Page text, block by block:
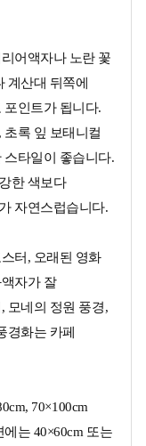
어액자나 노란 꽃
계산대 뒤쪽에
인트가 됩니다.
록 잎 보태니컬
스타일이 좋습니다.
한 색보다
자연스럽습니다.
터, 오래된 영화
자가 잘
모네의 정원 풍경,
경화는 카페
70×100cm
는 40×60cm 또는